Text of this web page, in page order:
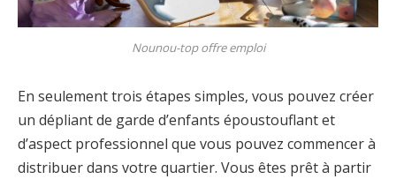
Nounou-top offre emploi
En seulement trois étapes simples, vous pouvez créer
un dépliant de garde d’enfants époustouflant et
d’aspect professionnel que vous pouvez commencer à
distribuer dans votre quartier. Vous êtes prêt à partir